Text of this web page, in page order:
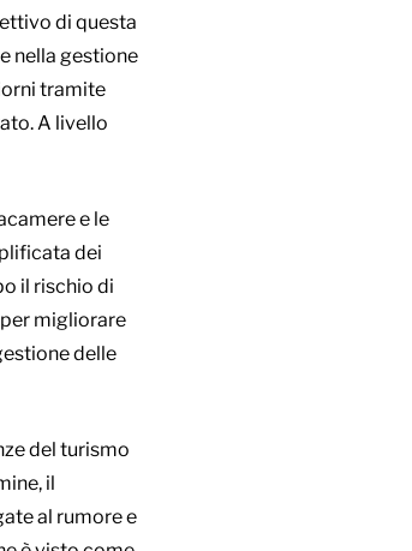
di questa
nella gestione
tramite
A livello
e le
dei
il rischio di
migliorare
delle
del turismo
il
al rumore e